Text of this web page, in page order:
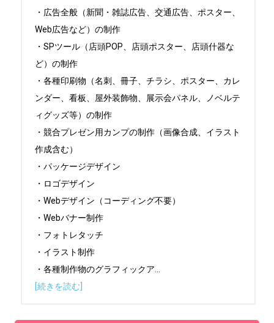
・広告全般（新聞・雑誌広告、交通広告、ポスター、
Web広告など）の制作
・SPツール（店頭POP、店頭ポスター、店頭什器な
ど）の制作
・各種印刷物（名刺、冊子、チラシ、ポスター、カレ
ンダー、看板、屋外装飾物、展示会パネル、ノベルテ
ィグッズ等）の制作
・競合プレゼン用カンプの制作（画像合成、イラスト
作成含む）
・パッケージデザイン
・ロゴデザイン
・Webデザイン（コーディング不要）
・Webバナー制作
・フォトレタッチ
・イラスト制作
・各種制作物のグラフィックア
[続きを読む]